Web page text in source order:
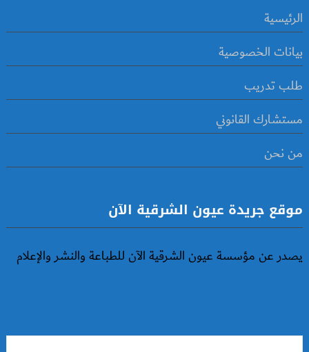
الرئيسية
بيانات الخصوصية
طلب تدريب
مستشارك القانوني
من نحن
موقع جريدة عيون الشرقية الآن
يصدر عن مؤسسة عيون الشرقية الآن للطباعة والنشر والإعلام